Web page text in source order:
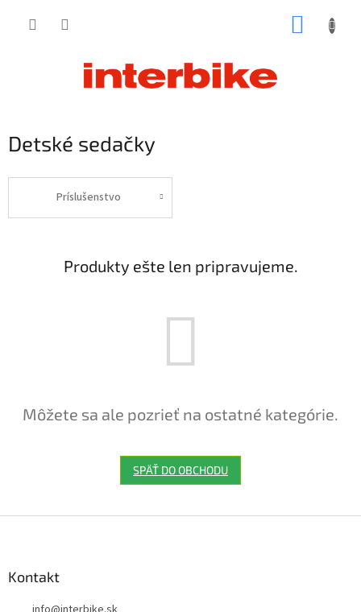
Detské sedačky
Príslušenstvo
Produkty ešte len pripravujeme.
Môžete sa ale pozrieť na ostatné kategórie.
SPÄŤ DO OBCHODU
Kontakt